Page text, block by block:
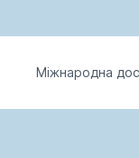
Міжнародна